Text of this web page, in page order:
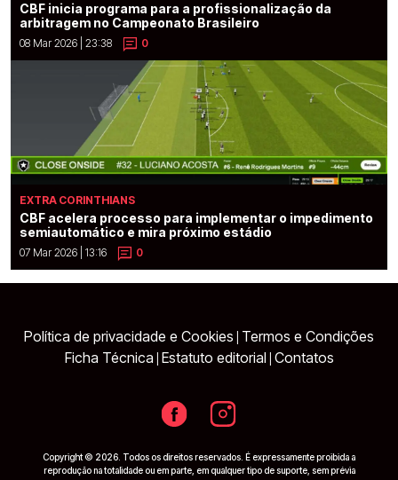
CBF inicia programa para a profissionalização da
arbitragem no Campeonato Brasileiro
08 Mar 2026 | 23:38 0
EXTRA CORINTHIANS
CBF acelera processo para implementar o impedimento
semiautomático e mira próximo estádio
07 Mar 2026 | 13:16 0
Política de privacidade e Cookies Termos e Condições
Ficha Técnica Estatuto editorial Contatos
Copyright © 2026. Todos os direitos reservados. É expressamente proibida a
reprodução na totalidade ou em parte, em qualquer tipo de suporte, sem prévia